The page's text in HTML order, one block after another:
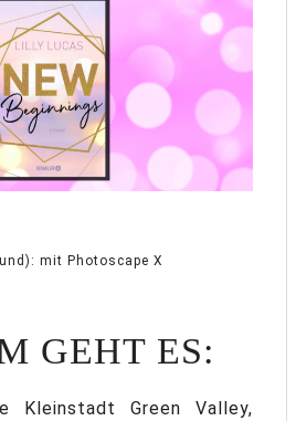
mit Photoscape X
GEHT ES:
Kleinstadt Green Valley,